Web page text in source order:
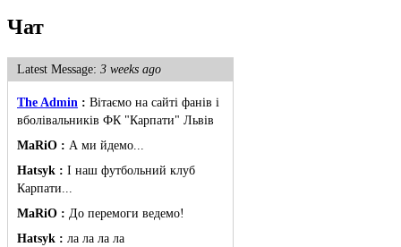
Чат
Latest Message: 3 weeks ago
The Admin : Вітаємо на сайті фанів і
вболівальників ФК "Карпати" Львів
MaRiO : А ми йдемо...
Hatsyk : І наш футбольний клуб
Карпати...
MaRiO : До перемоги ведемо!
Hatsyk : ла ла ла ла